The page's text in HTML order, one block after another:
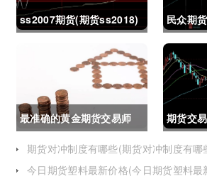
ss2007期货(期货ss2018)
民众期
么了)
最准确的黄金期货交易师
(最准确的黄金期货交易师
是谁)
期货交
(期货交
寸交易)
期货对冲制度有哪些(期货对冲制度有哪
今日期货塑料最新价格(今日期货塑料最